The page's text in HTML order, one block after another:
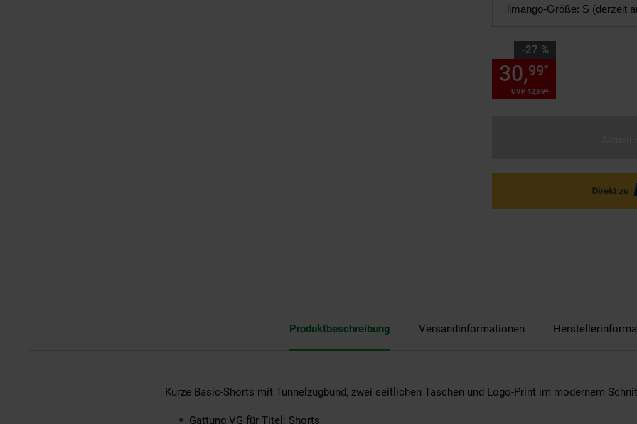
limango-Größe: S (derzeit
-27 %
Sie Sparen 27 Prozent,
UVP42,99*
30,99*
Produktbeschreibung Versandinformationen
Kurze Basic-Shorts mit Tunnelzugbund, zwei seitlichen Taschen und Logo-Print im modernem
Gattung VG für Titel: Shorts